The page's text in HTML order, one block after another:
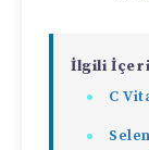
İlgili
C